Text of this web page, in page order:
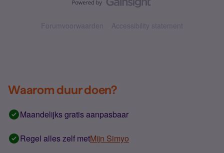
Forumvoorwaarden Accessibility statement
Waarom duur doen?
Maandelijks gratis aanpasbaar
Regel alles zelf metMijn Simyo